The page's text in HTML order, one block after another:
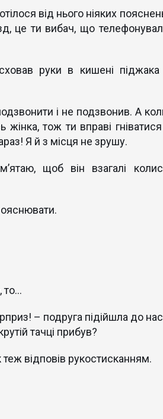
від нього ніяких
це ти вибач, що
руки в кишені піджака
і не подзвонив. А
тож ти вправі гніватися
Я й з місця не зрушу.
щоб він взагалі
то…
– подруга підійшла до нас
тачці прибув?
відповів рукостисканням.